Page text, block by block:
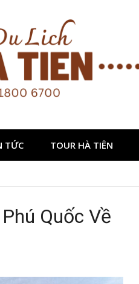
TỨC TOUR HÀ TIÊN
Quốc Về